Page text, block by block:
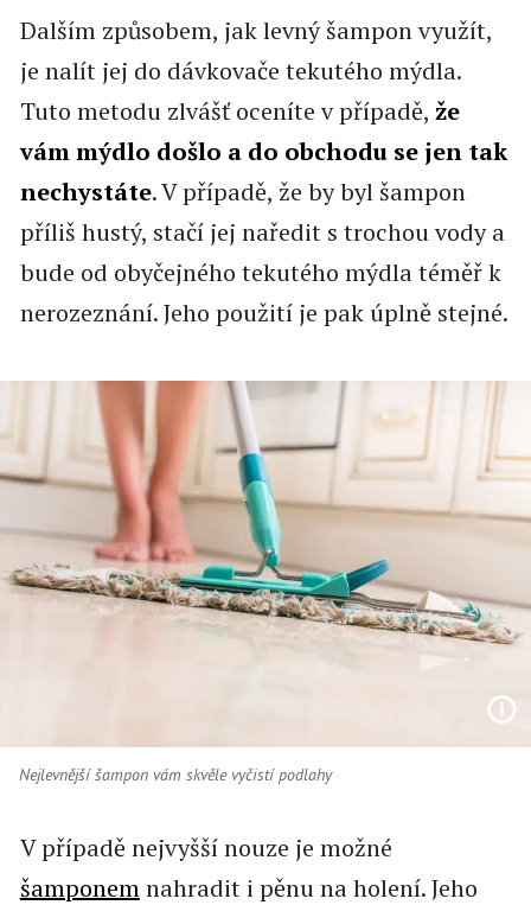
Dalším způsobem, jak levný šampon využít,
je nalít jej do dávkovače tekutého mýdla.
Tuto metodu zlvášť oceníte v případě, že
vám mýdlo došlo a do obchodu se jen tak
nechystáte. V případě, že by byl šampon
příliš hustý, stačí jej naředit s trochou vody a
bude od obyčejného tekutého mýdla téměř k
nerozeznání. Jeho použití je pak úplně stejné.
Nejlevnější šampon vám skvěle vyčistí podlahy
V případě nejvyšší nouze je možné
šamponemnahradit i pěnu na holení. Jeho